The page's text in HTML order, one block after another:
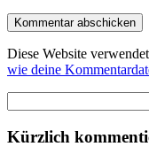
Diese Website
wie deine
nach:
Kürzlich